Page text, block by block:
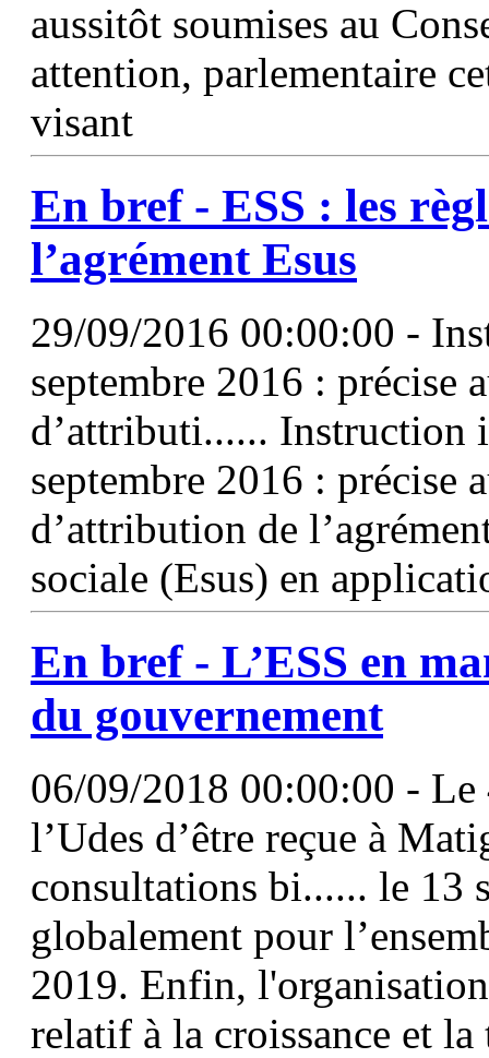
aussitôt soumises au
attention, parlementaire
visant
En bref - ESS : les
l’agrément Esus
29/09/2016 00:00:00 -
septembre 2016 : précise
d’attributi...... Instruction
septembre 2016 : précise
d’attribution de
sociale (Esus) en
En bref - L’ESS en
du gouvernement
06/09/2018 00:00:00 - Le
l’Udes d’être reçue à
consultations bi...... le 13
globalement pour
2019. Enfin,
relatif à la croissance et